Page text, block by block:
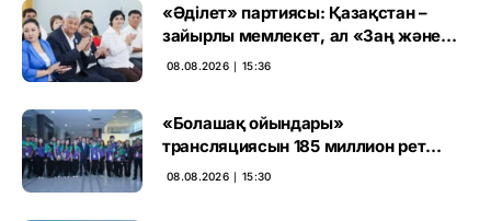
«Әділет» партиясы: Қазақстан –
зайырлы мемлекет, ал «Заң және
тәртіп» қағидаты баршаға міндетті
08.08.2026 ∣ 15:36
«Болашақ ойындары»
трансляциясын 185 миллион рет
көрген
08.08.2026 ∣ 15:30